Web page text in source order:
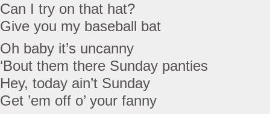
Can I try on that hat?
Give you my baseball bat
Oh baby it’s uncanny
‘Bout them there Sunday panties
Hey, today ain’t Sunday
Get ’em off o’ your fanny